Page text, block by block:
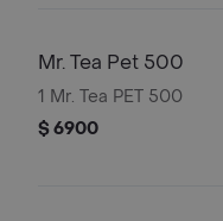
Mr. Tea Pet 500
1 Mr. Tea PET 500
$ 6900